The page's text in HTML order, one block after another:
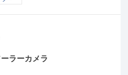
ーラーカメラ